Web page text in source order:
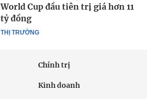
THỊ TRƯỜNG
World Cup đầu tiên trị giá hơn 11
tỷ đồng
Chính trị
Kinh doanh